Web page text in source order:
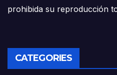
prohibida su reproducción
CATEGORIES